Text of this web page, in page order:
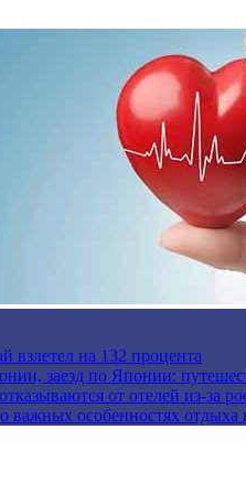
взлетел на 132 процента
заезд по Японии:
от отелей из-за
важных особенностях отдыха